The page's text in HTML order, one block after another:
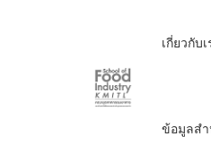
เกี่ยวกับเ
ข้อมูลส